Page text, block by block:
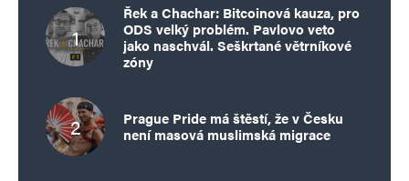
Řek a Chachar: Bitcoinová kauza, pro
ODS velký problém. Pavlovo veto
jako naschvál. Seškrtané větrníkové
zóny
Prague Pride má štěstí, že v Česku
není masová muslimská migrace